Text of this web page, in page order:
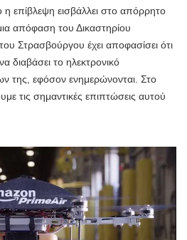
η επίβλεψη εισβάλλει στο απόρρητο
απόφαση του Δικαστηρίου
Στρασβούργου έχει αποφασίσει ότι
διαβάσει το ηλεκτρονικό
της, εφόσον ενημερώνονται. Στο
τις σημαντικές επιπτώσεις αυτού